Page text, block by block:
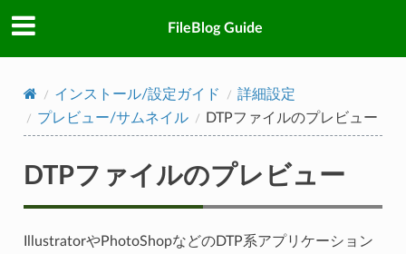
FileBlog Guide
インストール/設定ガイド
詳細設定
プレビュー/サムネイル
DTPファイルのプレビュー
DTPファイルのプレビュー
IllustratorやPhotoShopなどのDTP系アプリケーション